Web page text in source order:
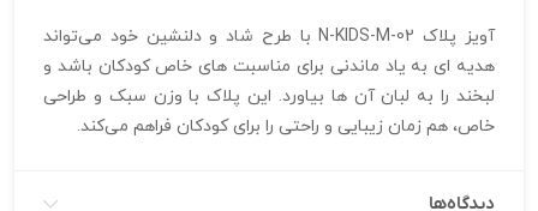
آویز پلاک N-KIDS-M-02 با طرح شاد و دلنشین خود می‌تواند
هدیه‌ ای به‌ یاد ماندنی برای مناسبت‌ های خاص کودکان باشد و
لبخند را به لبان آن‌ ها بیاورد. این پلاک با وزن سبک و طراحی
خاص، هم‌ زمان زیبایی و راحتی را برای کودکان فراهم می‌کند.
دیدگاه‌ها